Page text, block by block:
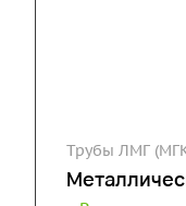
Трубы ЛМГ